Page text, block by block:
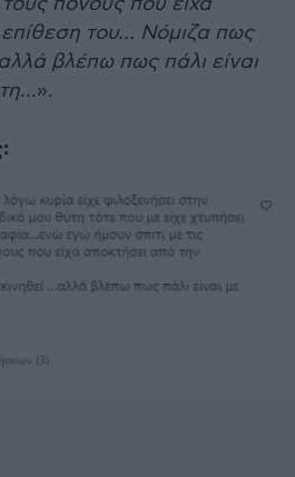
του… Νόμιζα πως
βλέπω πως πάλι είναι
…».